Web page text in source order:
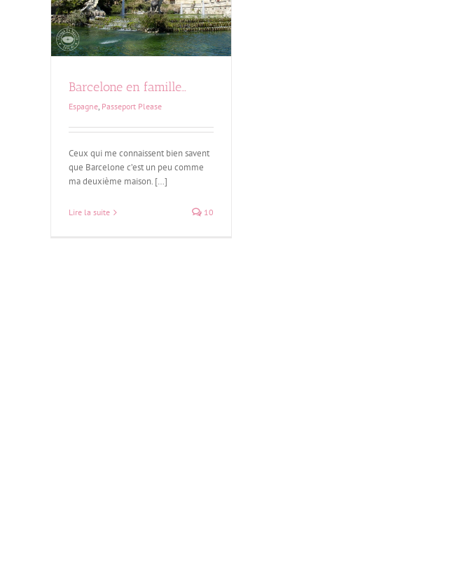
Barcelone en famille…
Espagne, Passeport Please
Ceux qui me connaissent bien savent
que Barcelone c’est un peu comme
ma deuxième maison. […]
Lire la suite 10